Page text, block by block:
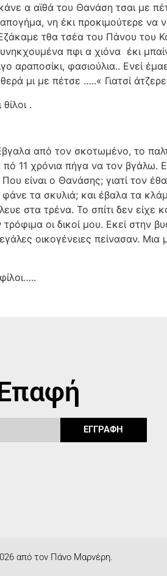
α αϊθά του Θανάση τσαι με
νη έκι προκιμούτερε να
τθα τσέα του Πάνου του
πφι α χιόνα έκι
φασιούλια.. Ενεί
μι με πέτσε …..« Γιατσί
.
από τον σκοτωμένο, το
11 χρόνια πήγα να τον βγάλω.
είναι ο Θανάσης; γιατί τον
τα σκυλιά; και έβαλα τα
στα τρένα. Το σπίτι δεν είχε
οι δικοί μου. Εκεί στην
οικογένειες πείνασαν.
ΕΓΓΡΑΦΗ
από τον Πάνο Μαρνέρη.